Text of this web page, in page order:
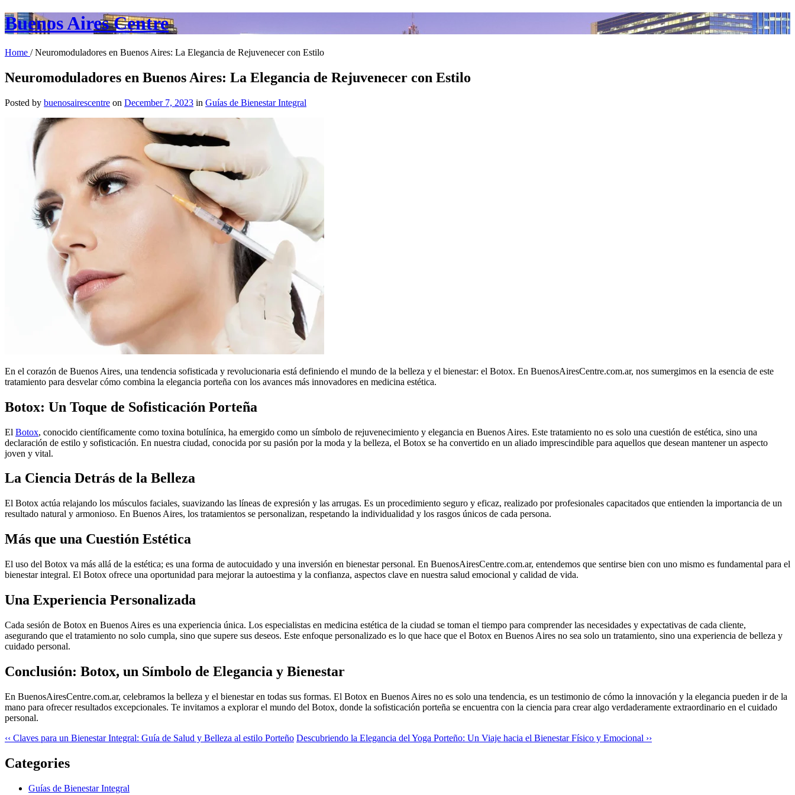
Buenos Aires Centre
Home / Neuromoduladores en Buenos Aires: La Elegancia de Rejuvenecer con Estilo
Neuromoduladores en Buenos Aires: La Elegancia de Rejuvenecer con Estilo
Posted by buenosairescentre on December 7, 2023 in Guías de Bienestar Integral
En el corazón de Buenos Aires, una tendencia sofisticada y revolucionaria está definiendo el mundo de la belleza y el bienestar: el Botox. En BuenosAiresCentre.com.ar, nos sumergimos en la esencia de este
tratamiento para desvelar cómo combina la elegancia porteña con los avances más innovadores en medicina estética.
Botox: Un Toque de Sofisticación Porteña
El Botox, conocido científicamente como toxina botulínica, ha emergido como un símbolo de rejuvenecimiento y elegancia en Buenos Aires. Este tratamiento no es solo una cuestión de estética, sino una
declaración de estilo y sofisticación. En nuestra ciudad, conocida por su pasión por la moda y la belleza, el Botox se ha convertido en un aliado imprescindible para aquellos que desean mantener un aspecto
joven y vital.
La Ciencia Detrás de la Belleza
El Botox actúa relajando los músculos faciales, suavizando las líneas de expresión y las arrugas. Es un procedimiento seguro y eficaz, realizado por profesionales capacitados que entienden la importancia de un
resultado natural y armonioso. En Buenos Aires, los tratamientos se personalizan, respetando la individualidad y los rasgos únicos de cada persona.
Más que una Cuestión Estética
El uso del Botox va más allá de la estética; es una forma de autocuidado y una inversión en bienestar personal. En BuenosAiresCentre.com.ar, entendemos que sentirse bien con uno mismo es fundamental para el
bienestar integral. El Botox ofrece una oportunidad para mejorar la autoestima y la confianza, aspectos clave en nuestra salud emocional y calidad de vida.
Una Experiencia Personalizada
Cada sesión de Botox en Buenos Aires es una experiencia única. Los especialistas en medicina estética de la ciudad se toman el tiempo para comprender las necesidades y expectativas de cada cliente,
asegurando que el tratamiento no solo cumpla, sino que supere sus deseos. Este enfoque personalizado es lo que hace que el Botox en Buenos Aires no sea solo un tratamiento, sino una experiencia de belleza y
cuidado personal.
Conclusión: Botox, un Símbolo de Elegancia y Bienestar
En BuenosAiresCentre.com.ar, celebramos la belleza y el bienestar en todas sus formas. El Botox en Buenos Aires no es solo una tendencia, es un testimonio de cómo la innovación y la elegancia pueden ir de la
mano para ofrecer resultados excepcionales. Te invitamos a explorar el mundo del Botox, donde la sofisticación porteña se encuentra con la ciencia para crear algo verdaderamente extraordinario en el cuidado
personal.
‹‹ Claves para un Bienestar Integral: Guía de Salud y Belleza al estilo Porteño Descubriendo la Elegancia del Yoga Porteño: Un Viaje hacia el Bienestar Físico y Emocional ››
Categories
Guías de Bienestar Integral